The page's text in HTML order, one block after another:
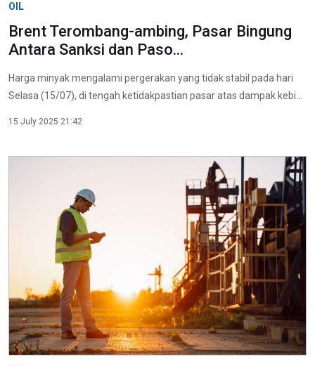
OIL
Brent Terombang-ambing, Pasar Bingung
Antara Sanksi dan Paso...
Harga minyak mengalami pergerakan yang tidak stabil pada hari
Selasa (15/07), di tengah ketidakpastian pasar atas dampak kebi...
15 July 2025 21:42